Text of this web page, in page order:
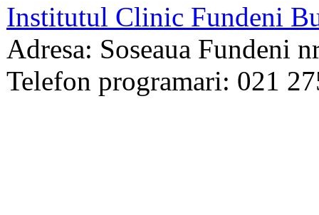
Institutul Clinic Fundeni
Adresa: Soseaua Fundeni
Telefon programari: 021